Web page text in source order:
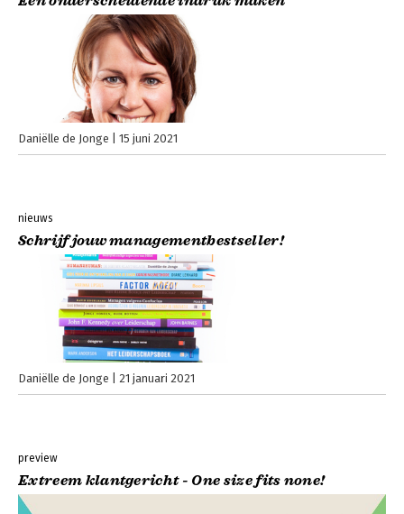
Daniëlle de Jonge 15 juni 2021
nieuws
Schrijf jouw managementbestseller!
Daniëlle de Jonge 21 januari 2021
preview
Extreem klantgericht - One size fits none!